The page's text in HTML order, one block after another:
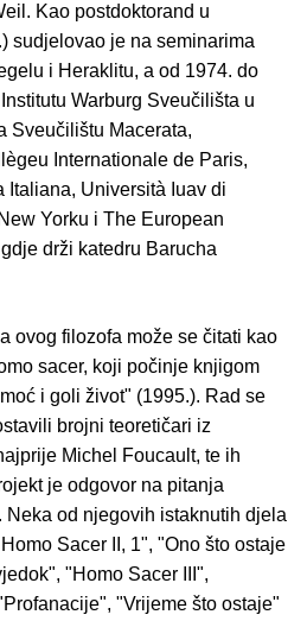
Kao postdoktorand u
sudjelovao je na seminarima
i Heraklitu, a od 1974. do
Warburg Sveučilišta u
Sveučilištu Macerata,
Internationale de Paris,
Italiana, Università Iuav di
Yorku i The European
drži katedru Barucha
ovog filozofa može se čitati kao
sacer, koji počinje knjigom
i goli život" (1995.). Rad se
brojni teoretičari iz
Michel Foucault, te ih
je odgovor na pitanja
od njegovih istaknutih djela
Sacer II, 1", "Ono što ostaje
"Homo Sacer III",
"Vrijeme što ostaje"